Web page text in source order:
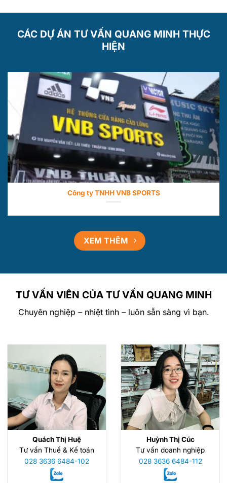
CÁC DỰ ÁN TƯ VẤN QUANG MINH THỰC
HIỆN
Công ty TNHH VNB SPORTS
XEM THÊM
TƯ VẤN VIÊN CỦA TƯ VẤN QUANG MINH
Chuyên nghiệp – nhiệt tình – luôn sẵn sàng vì bạn.
Quách Thị Huệ
Tư vấn Thuế & Kế toán
028 3636 6484-102
Huỳnh Thị Cúc
Tư vấn doanh nghiệp
028 3636 6484-112